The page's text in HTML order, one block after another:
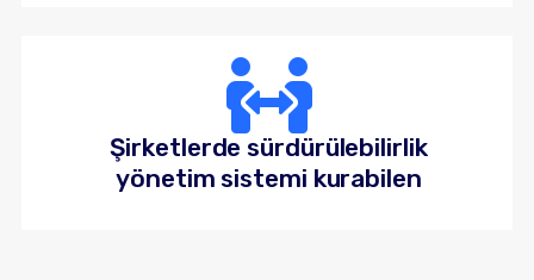
Şirketlerde sürdürülebilirlik
yönetim sistemi kurabilen